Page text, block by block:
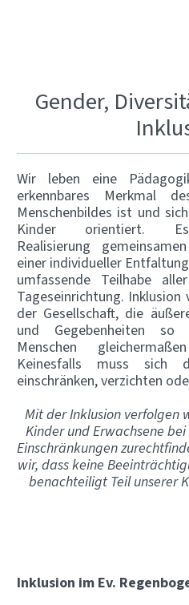
Gender,
Wir leben eine
erkennbares Merkmal
Menschenbildes ist und
Kinder
Realisierung
einer individueller
umfassende Teilhabe
Tageseinrichtung.
der Gesellschaft, die
und Gegebenheiten so
Menschen
Keinesfalls muss sich
einschränken, verzichten
Mit der Inklusion verfolgen
Kinder und Erwachsene
Einschränkungen
wir, dass keine
benachteiligt Teil unserer
Inklusion im Ev.